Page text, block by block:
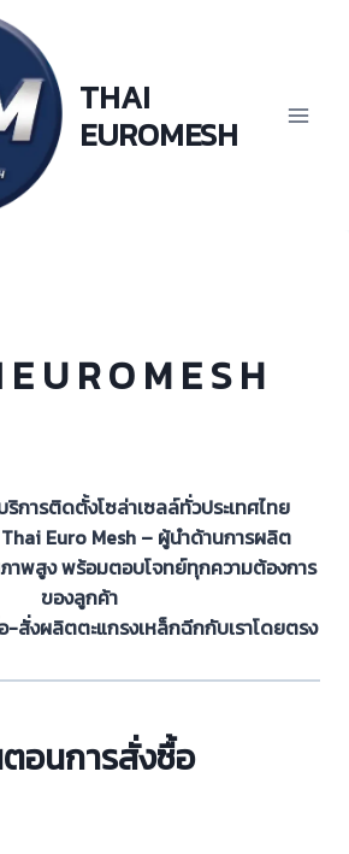
THAI
EUROMESH
U R O M E S H
การติดตั้งโซล่าเซลล์ทั่วประเทศไทย
Euro Mesh – ผู้นำด้านการผลิต
าพสูง พร้อมตอบโจทย์ทุกความต้องการ
ของลูกค้า
สั่งผลิตตะแกรงเหล็กฉีกกับเราโดยตรง
อนการสั่งซื้อ